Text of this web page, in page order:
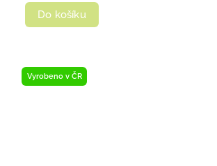
Do košíku
Vyrobeno v ČR